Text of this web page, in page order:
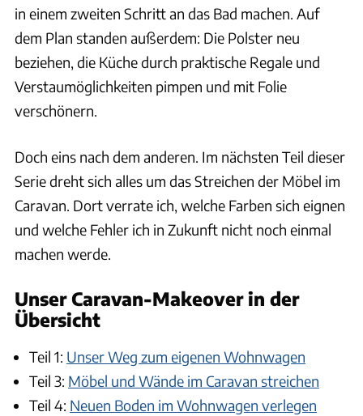
in einem zweiten Schritt an das Bad machen. Auf
dem Plan standen außerdem: Die Polster neu
beziehen, die Küche durch praktische Regale und
Verstaumöglichkeiten pimpen und mit Folie
verschönern.
Doch eins nach dem anderen. Im nächsten Teil dieser
Serie dreht sich alles um das Streichen der Möbel im
Caravan. Dort verrate ich, welche Farben sich eignen
und welche Fehler ich in Zukunft nicht noch einmal
machen werde.
Unser Caravan-Makeover in der
Übersicht
Teil 1: Unser Weg zum eigenen Wohnwagen
Teil 3: Möbel und Wände im Caravan streichen
Teil 4: Neuen Boden im Wohnwagen verlegen